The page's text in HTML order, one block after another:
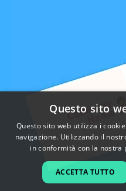
Questo sito
Questo sito web utilizza i
navigazione. Utilizzando il
in conformità con la nostra
ACCETTA TUTTO